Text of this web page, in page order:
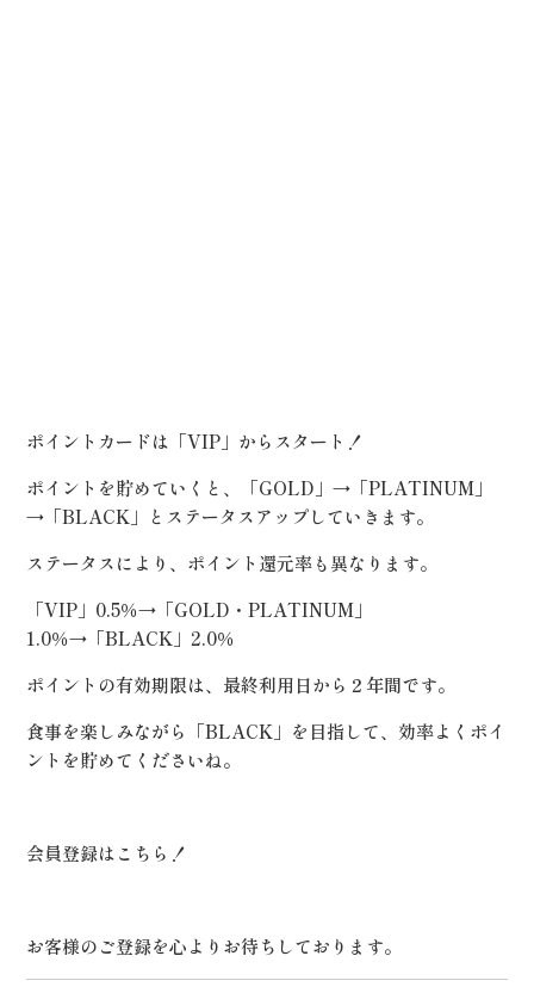
ポイントカードは「VIP」からスタート！
ポイントを貯めていくと、「GOLD」→「PLATINUM」
→「BLACK」とステータスアップしていきます。
ステータスにより、ポイント還元率も異なります。
「VIP」0.5％→「GOLD・PLATINUM」
1.0％→「BLACK」2.0％
ポイントの有効期限は、最終利用日から２年間です。
食事を楽しみながら「BLACK」を目指して、効率よくポイ
ントを貯めてくださいね。
会員登録はこちら！
お客様のご登録を心よりお待ちしております。